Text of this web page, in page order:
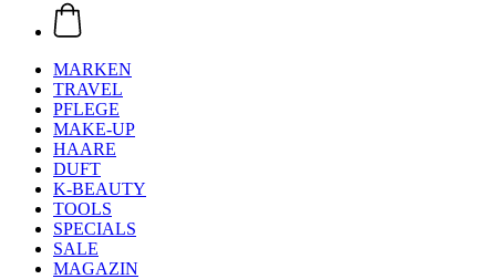
MARKEN
TRAVEL
PFLEGE
MAKE-UP
HAARE
DUFT
K-BEAUTY
TOOLS
SPECIALS
SALE
MAGAZIN